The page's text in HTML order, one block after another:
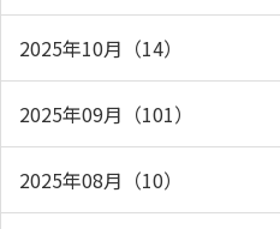
2025年10月（14）
2025年09月（101）
2025年08月（10）